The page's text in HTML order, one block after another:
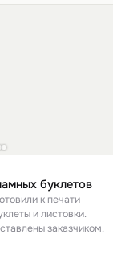
буклетов
к печати
и листовки.
заказчиком.